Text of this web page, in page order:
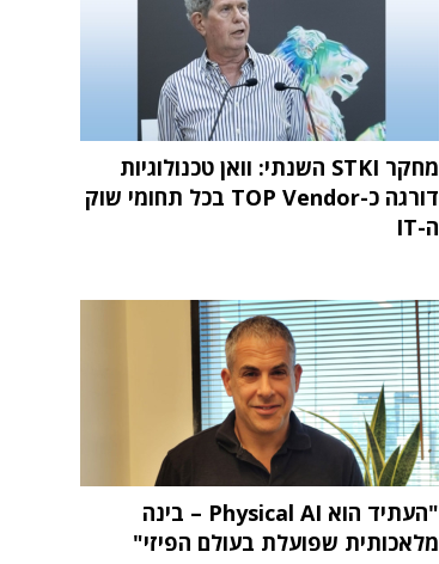
מחקר STKI השנתי: וואן טכנולוגיות
דורגה כ-TOP Vendor בכל תחומי שוק
ה-IT
"העתיד הוא Physical AI – בינה
מלאכותית שפועלת בעולם הפיזי"